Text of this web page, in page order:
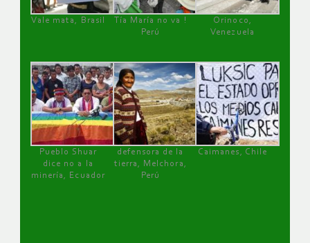
Vale mata, Brasil
Tía María no va !
Perú
Orinoco,
Venezuela
Pueblo Shuar
dice no a la
minería, Ecuador
defensora de la
tierra, Melchora,
Perú
Caimanes, Chile